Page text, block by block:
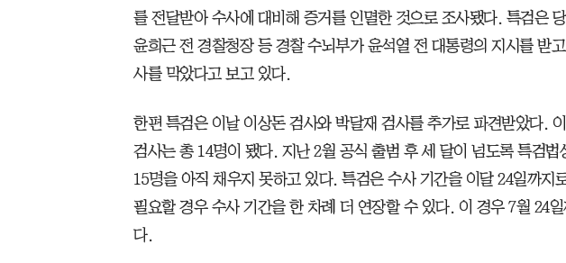
를 전달받아 수사에 대비해 증거를 인멸한 것으로 조사됐다. 특검은
윤희근 전 경찰청장 등 경찰 수뇌부가 윤석열 전 대통령의 지시를 받
사를 막았다고 보고 있다.
한편 특검은 이날 이상돈 검사와 박달재 검사를 추가로 파견받았다.
검사는 총 14명이 됐다. 지난 2월 공식 출범 후 세 달이 넘도록 특검법
15명을 아직 채우지 못하고 있다. 특검은 수사 기간을 이달 24일까지
필요할 경우 수사 기간을 한 차례 더 연장할 수 있다. 이 경우 7월 24
다.